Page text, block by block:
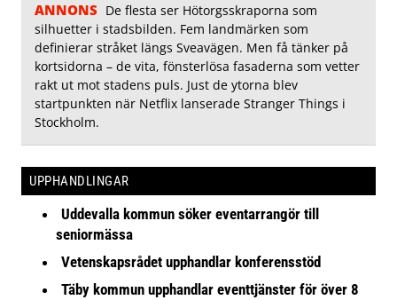
ANNONS De flesta ser Hötorgsskraporna som
silhuetter i stadsbilden. Fem landmärken som
definierar stråket längs Sveavägen. Men få tänker på
kortsidorna – de vita, fönsterlösa fasaderna som vetter
rakt ut mot stadens puls. Just de ytorna blev
startpunkten när Netflix lanserade Stranger Things i
Stockholm.
UPPHANDLINGAR
Uddevalla kommun söker eventarrangör till
seniormässa
Vetenskapsrådet upphandlar konferensstöd
Täby kommun upphandlar eventtjänster för över 8